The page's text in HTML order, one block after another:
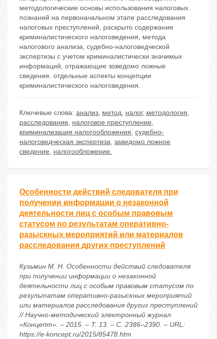
методологические основы использования налоговых
познаний на первоначальном этапе расследования
налоговых преступлений, раскрыто содержание
криминалистического налоговедения, метода
налогового анализа, судебно-налоговедческой
экспертизы с учетом криминалистически значимых
информаций, отражающие зоведомо ложные
сведения. отдельные аспекты концепции
криминалистического налоговедения.
Ключевые слова: анализ, метод, налог, методология,
расследование, налоговое преступление,
криминализация налогообложения, судебно-
налоговедческая экспертиза, заведомо ложное
сведение, налогообложение.
Особенности действий следователя при
получении информации о незаконной
деятельности лиц с особым правовым
статусом по результатам оперативно-
разыскных мероприятий или материалов
расследования других преступлений
Кузьмин М. Н. Особенности действий следователя
при получении информации о незаконной
деятельности лиц с особым правовым статусом по
результатам оперативно-разыскных мероприятий
или материалов расследования других преступлений
// Научно-методический электронный журнал
«Концепт». – 2015. – Т. 13. – С. 2386–2390. – URL:
https://e-koncept.ru/2015/85478.htm